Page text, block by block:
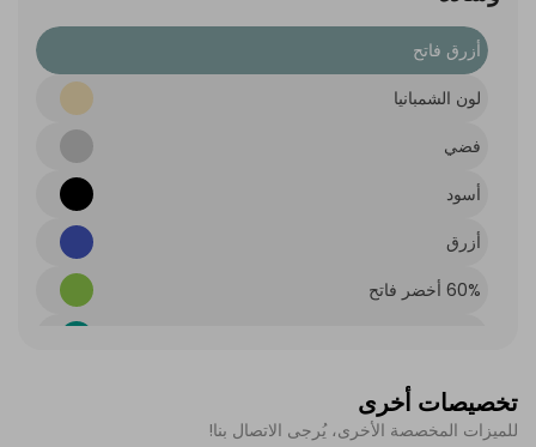
أزرق فاتح
لون الشمبانيا
فضي
أسود
أزرق
60% أخضر فاتح
برتقالي عميق 60%
60% أحمر
تخصيصات أخرى
للميزات المخصصة الأخرى، يُرجى الاتصال بنا!